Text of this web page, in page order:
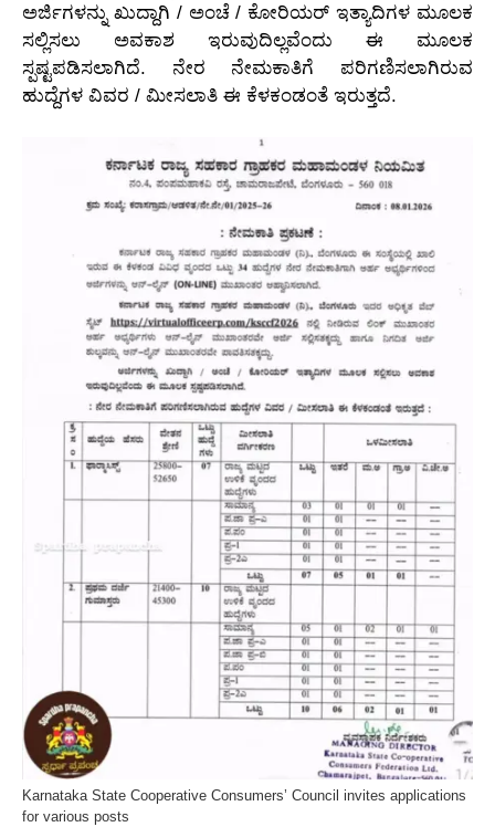
ಅರ್ಜಿಗಳನ್ನು ಖುದ್ದಾಗಿ / ಅಂಚೆ / ಕೋರಿಯರ್ ಇತ್ಯಾದಿಗಳ ಮೂಲಕ
ಸಲ್ಲಿಸಲು ಅವಕಾಶ ಇರುವುದಿಲ್ಲವೆಂದು ಈ ಮೂಲಕ
ಸ್ಪಷ್ಟಪಡಿಸಲಾಗಿದೆ. ನೇರ ನೇಮಕಾತಿಗೆ ಪರಿಗಣಿಸಲಾಗಿರುವ
ಹುದ್ದೆಗಳ ವಿವರ / ಮೀಸಲಾತಿ ಈ ಕೆಳಕಂಡಂತೆ ಇರುತ್ತದೆ.
Karnataka State Cooperative Consumers’ Council invites applications
for various posts